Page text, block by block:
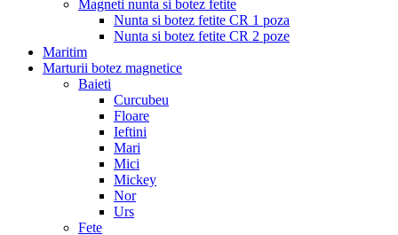
Magneti nunta si botez fetite
Nunta si botez fetite CR 1 poza
Nunta si botez fetite CR 2 poze
Maritim
Marturii botez magnetice
Baieti
Curcubeu
Floare
Ieftini
Mari
Mici
Mickey
Nor
Urs
Fete